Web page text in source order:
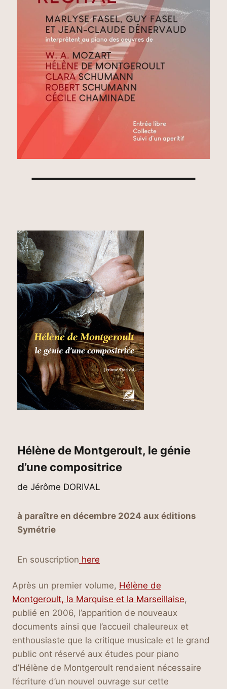
Hélène de Montgeroult, le génie
d’une compositrice
de Jérôme DORIVAL
à paraître en décembre 2024 aux éditions
Symétrie
En souscription here
Après un premier volume, Hélène de
Montgeroult, la Marquise et la Marseillaise,
publié en 2006, l’apparition de nouveaux
documents ainsi que l’accueil chaleureux et
enthousiaste que la critique musicale et le grand
public ont réservé aux études pour piano
d’Hélène de Montgeroult rendaient nécessaire
l’écriture d’un nouvel ouvrage sur cette